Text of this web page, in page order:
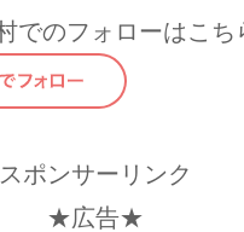
でのフォローはこち
スポンサーリンク
★広告★